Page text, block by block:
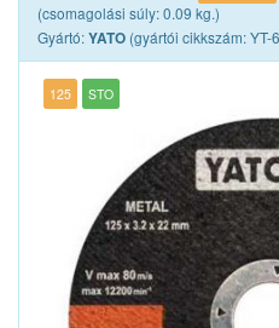
(csomagolási súly: 0.09 kg.)
Gyártó:YATO (gyártói cikkszám: YT-
125 STO